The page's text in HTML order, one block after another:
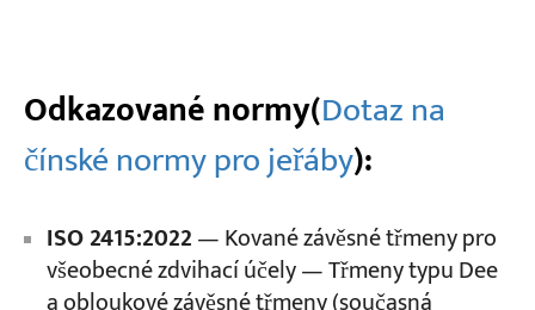
Odkazované normy(Dotaz na
čínské normy pro jeřáby):
ISO 2415:2022— Kované závěsné třmeny pro
všeobecné zdvihací účely — Třmeny typu Dee